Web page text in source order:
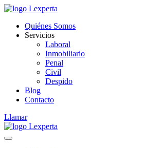
Quiénes Somos
Servicios
Laboral
Inmobiliario
Penal
Civil
Despido
Blog
Contacto
Llamar